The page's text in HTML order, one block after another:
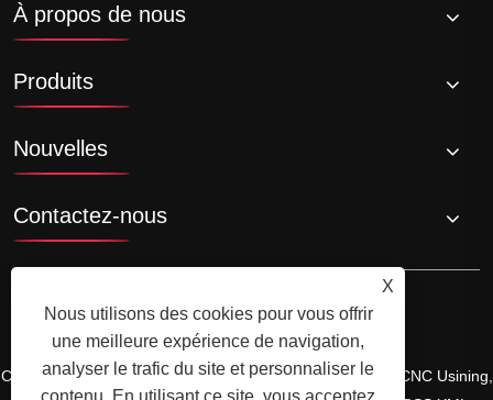
À propos de nous
Produits
Nouvelles
Contactez-nous
Copyright © Ningbo Shengfa Hardware Factory Limited - CNC Usining,
X
Nous utilisons des cookies pour vous offrir
une meilleure expérience de navigation,
analyser le trafic du site et personnaliser le
contenu. En utilisant ce site, vous acceptez